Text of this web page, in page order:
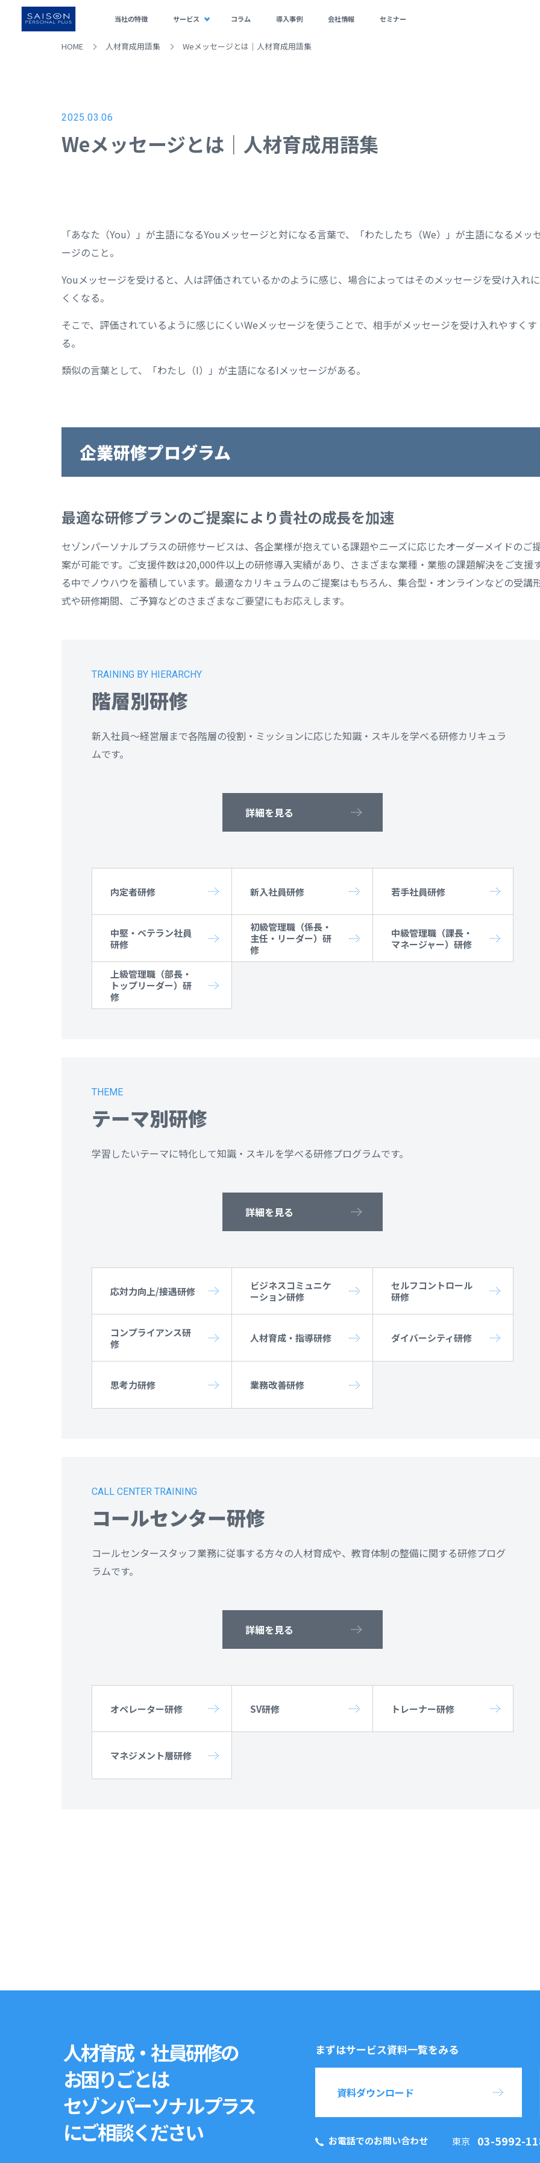
当社の特徴 サービス コラム 導入事例 会社情報 セミナー
HOME 人材育成用語集 Weメッセージとは｜人材育成用語集
2025.03.06
Weメッセージとは｜人材育成用語集
「あなた（You）」が主語になるYouメッセージと対になる言葉で、「わたしたち（We）」が主語になるメッ
ージのこと。
Youメッセージを受けると、人は評価されているかのように感じ、場合によってはそのメッセージを受け入れに
くくなる。
そこで、評価されているように感じにくいWeメッセージを使うことで、相手がメッセージを受け入れやすくす
る。
類似の言葉として、「わたし（I）」が主語になるIメッセージがある。
企業研修プログラム
最適な研修プランのご提案により貴社の成長を加速
セゾンパーソナルプラスの研修サービスは、各企業様が抱えている課題やニーズに応じたオーダーメイドのご
案が可能です。ご支援件数は20,000件以上の研修導入実績があり、さまざまな業種・業態の課題解決をご支援
る中でノウハウを蓄積しています。最適なカリキュラムのご提案はもちろん、集合型・オンラインなどの受講
式や研修期間、ご予算などのさまざまなご要望にもお応えします。
TRAINING BY HIERARCHY
階層別研修
新入社員～経営層まで各階層の役割・ミッションに応じた知識・スキルを学べる研修カリキュラ
ムです。
詳細を見る
内定者研修 新入社員研修 若手社員研修
中堅・ベテラン社員
研修
初級管理職（係長・
主任・リーダー）研
修
中級管理職（課長・
マネージャー）研修
上級管理職（部長・
トップリーダー）研
修
THEME
テーマ別研修
学習したいテーマに特化して知識・スキルを学べる研修プログラムです。
詳細を見る
応対力向上/接遇研修
ビジネスコミュニケ
ーション研修
セルフコントロール
研修
コンプライアンス研
修
人材育成・指導研修 ダイバーシティ研修
思考力研修 業務改善研修
CALL CENTER TRAINING
コールセンター研修
コールセンタースタッフ業務に従事する方々の人材育成や、教育体制の整備に関する研修プログ
ラムです。
詳細を見る
オペレーター研修 SV研修 トレーナー研修
マネジメント層研修
人材育成・社員研修の
お困りごとは
セゾンパーソナルプラス
にご相談ください
まずはサービス資料一覧をみる
資料ダウンロード
お電話でのお問い合わせ 東京 03-5992-